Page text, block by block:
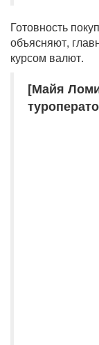
Готовность
объясняют,
курсом валют.
[Майя